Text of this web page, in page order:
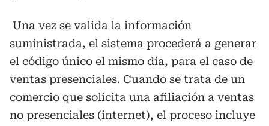
Una vez se valida la información
suministrada, el sistema procederá a generar
el código único el mismo día, para el caso de
ventas presenciales. Cuando se trata de un
comercio que solicita una afiliación a ventas
no presenciales (internet), el proceso incluye